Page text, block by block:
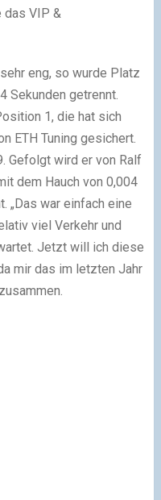
das VIP &
eng, so wurde Platz
Sekunden getrennt.
1, die hat sich
ETH Tuning gesichert.
Gefolgt wird er von Ralf
dem Hauch von 0,004
„Das war einfach eine
viel Verkehr und
Jetzt will ich diese
mir das im letzten Jahr